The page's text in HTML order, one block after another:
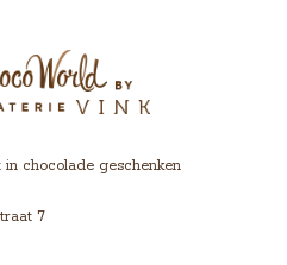
in chocolade geschenken
7